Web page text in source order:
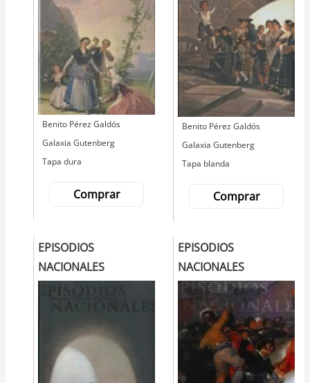
Autor
Benito Pérez Galdós
Editorial
Galaxia Gutenberg
Tapa dura
Comprar
Autor
Benito Pérez Galdós
Editorial
Galaxia Gutenberg
Tapa blanda
Comprar
EPISODIOS
NACIONALES
EPISODIOS
NACIONALES